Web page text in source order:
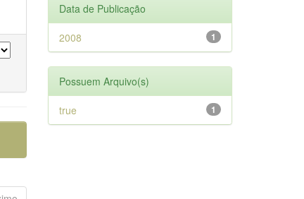
Data de Publicação
1
2008
Possuem Arquivo(s)
1
true